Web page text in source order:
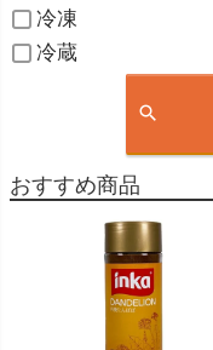
冷凍
冷蔵
おすすめ商品